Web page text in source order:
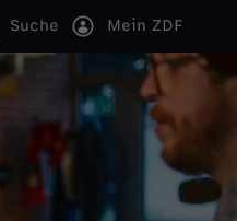
Suche Mein ZDF